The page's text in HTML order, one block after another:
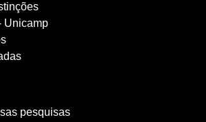
Unicamp
pesquisas